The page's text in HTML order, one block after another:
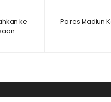
Polres Madiun
ke